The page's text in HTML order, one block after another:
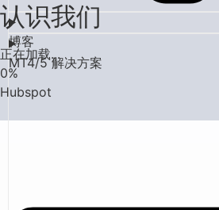
博客
MT4/5 解决方案
认识我们
正在加载...
0%
Hubspot